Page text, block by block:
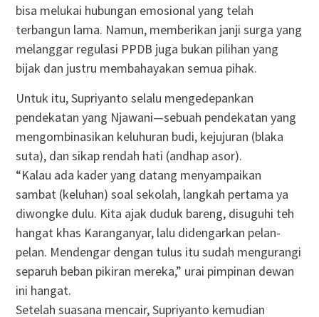
bisa melukai hubungan emosional yang telah
terbangun lama. Namun, memberikan janji surga yang
melanggar regulasi PPDB juga bukan pilihan yang
bijak dan justru membahayakan semua pihak.
Untuk itu, Supriyanto selalu mengedepankan
pendekatan yang Njawani—sebuah pendekatan yang
mengombinasikan keluhuran budi, kejujuran (blaka
suta), dan sikap rendah hati (andhap asor).
“Kalau ada kader yang datang menyampaikan
sambat (keluhan) soal sekolah, langkah pertama ya
diwongke dulu. Kita ajak duduk bareng, disuguhi teh
hangat khas Karanganyar, lalu didengarkan pelan-
pelan. Mendengar dengan tulus itu sudah mengurangi
separuh beban pikiran mereka,” urai pimpinan dewan
ini hangat.
Setelah suasana mencair, Supriyanto kemudian